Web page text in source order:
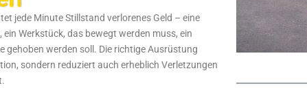
jede Minute Stillstand verlorenes Geld – eine
Werkstück, das bewegt werden muss, ein
gehoben werden soll. Die richtige Ausrüstung
sondern reduziert auch erheblich Verletzungen